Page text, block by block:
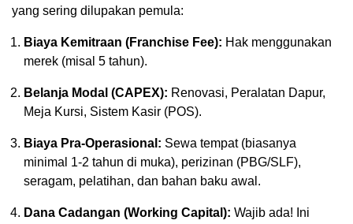
yang sering dilupakan pemula:
Biaya Kemitraan (Franchise Fee): Hak menggunakan
merek (misal 5 tahun).
Belanja Modal (CAPEX): Renovasi, Peralatan Dapur,
Meja Kursi, Sistem Kasir (POS).
Biaya Pra-Operasional: Sewa tempat (biasanya
minimal 1-2 tahun di muka), perizinan (PBG/SLF),
seragam, pelatihan, dan bahan baku awal.
Dana Cadangan (Working Capital): Wajib ada! Ini